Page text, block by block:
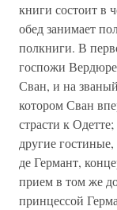
книги состоит в
обед занимает
полкниги. В
госпожи
Сван, и на
котором Сван
страсти к
другие
де Германт,
прием в том же
принцессой